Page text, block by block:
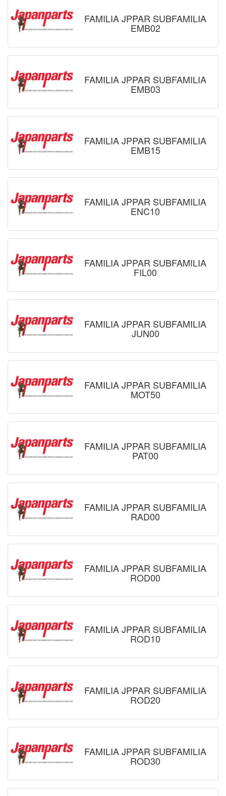
FAMILIA JPPAR SUBFAMILIA
EMB02
FAMILIA JPPAR SUBFAMILIA
EMB03
FAMILIA JPPAR SUBFAMILIA
EMB15
FAMILIA JPPAR SUBFAMILIA
ENC10
FAMILIA JPPAR SUBFAMILIA
FIL00
FAMILIA JPPAR SUBFAMILIA
JUN00
FAMILIA JPPAR SUBFAMILIA
MOT50
FAMILIA JPPAR SUBFAMILIA
PAT00
FAMILIA JPPAR SUBFAMILIA
RAD00
FAMILIA JPPAR SUBFAMILIA
ROD00
FAMILIA JPPAR SUBFAMILIA
ROD10
FAMILIA JPPAR SUBFAMILIA
ROD20
FAMILIA JPPAR SUBFAMILIA
ROD30